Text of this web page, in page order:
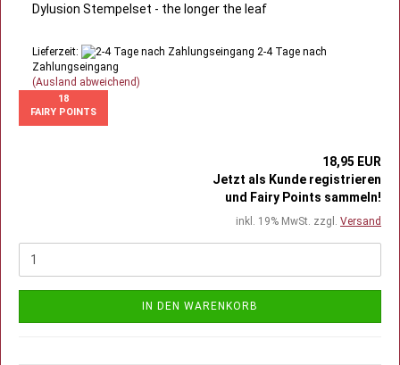
Dylusion Stempelset - the longer the leaf
Lieferzeit:
2-4 Tage nach
Zahlungseingang
(Ausland abweichend)
18
FAIRY POINTS
18,95 EUR
Jetzt als Kunde registrieren
und Fairy Points sammeln!
inkl. 19% MwSt. zzgl. Versand
IN DEN WARENKORB